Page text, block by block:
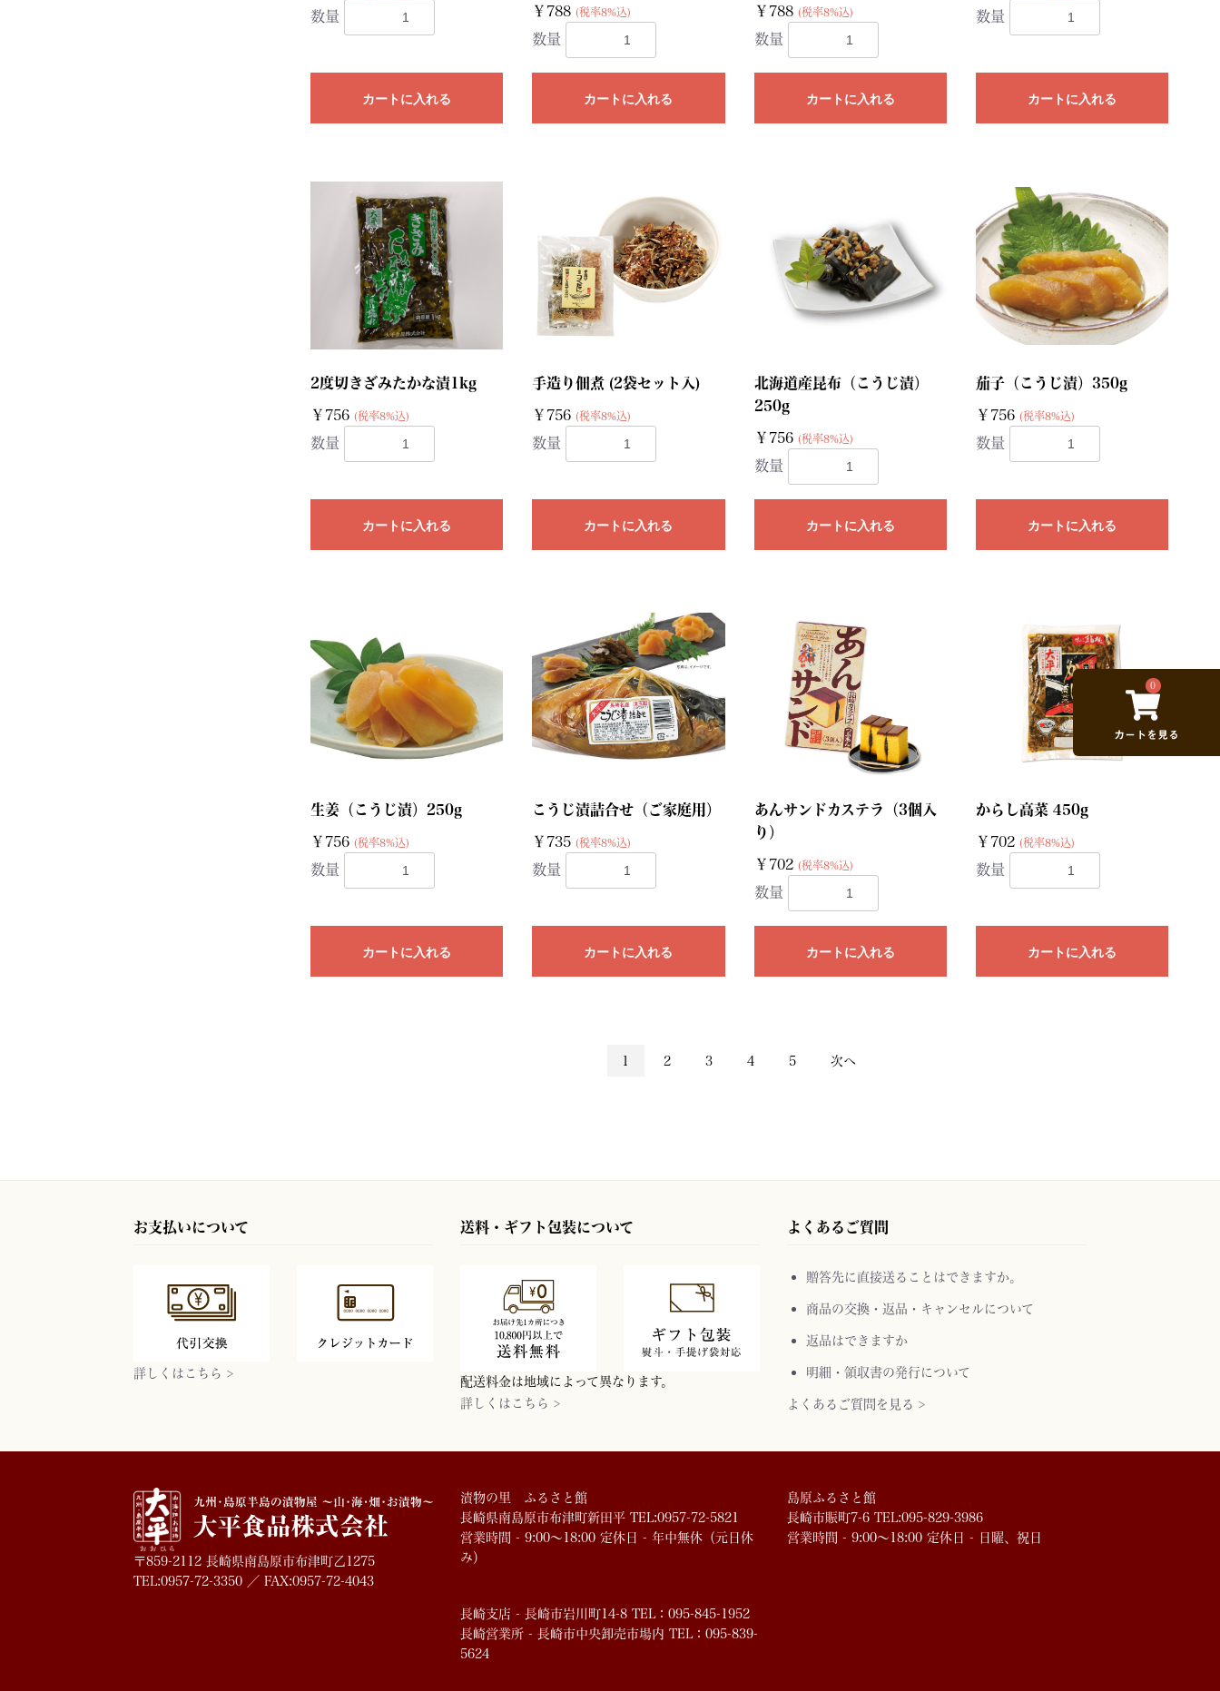
0
数量
カートに入れる
￥788 (税率8%込)
数量
カートに入れる
￥788 (税率8%込)
数量
カートに入れる
数量
カートに入れる
2度切きざみたかな漬1kg
￥756 (税率8%込)
数量
カートに入れる
手造り佃煮 (2袋セット入)
￥756 (税率8%込)
数量
カートに入れる
北海道産昆布（こうじ漬）
250g
￥756 (税率8%込)
数量
カートに入れる
茄子（こうじ漬）350g
￥756 (税率8%込)
数量
カートに入れる
生姜（こうじ漬）250g
￥756 (税率8%込)
数量
カートに入れる
こうじ漬詰合せ（ご家庭用）
￥735 (税率8%込)
数量
カートに入れる
あんサンドカステラ（3個入
り）
￥702 (税率8%込)
数量
カートに入れる
からし高菜 450g
￥702 (税率8%込)
数量
カートに入れる
1 2 3 4 5 次へ
お支払いについて
詳しくはこちら >
送料・ギフト包装について
配送料金は地域によって異なります。
詳しくはこちら >
よくあるご質問
贈答先に直接送ることはできますか。
商品の交換・返品・キャンセルについて
返品はできますか
明細・領収書の発行について
よくあるご質問を見る >
〒859-2112 長崎県南島原市布津町乙1275
TEL:0957-72-3350 ／ FAX:0957-72-4043
漬物の里 ふるさと館
長崎県南島原市布津町新田平 TEL:0957-72-5821
営業時間 - 9:00～18:00 定休日 - 年中無休（元日休
み）
長崎支店 - 長崎市岩川町14-8 TEL：095-845-1952
長崎営業所 - 長崎市中央卸売市場内 TEL：095-839-
5624
島原ふるさと館
長崎市賑町7-6 TEL:095-829-3986
営業時間 - 9:00～18:00 定休日 - 日曜、祝日